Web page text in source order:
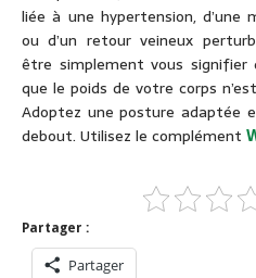
liée à une hypertension, d’une
ou d’un retour veineux
être simplement vous
que le poids de votre corps
Adoptez une posture adaptée
debout. Utilisez le complément
Partager :
Partager